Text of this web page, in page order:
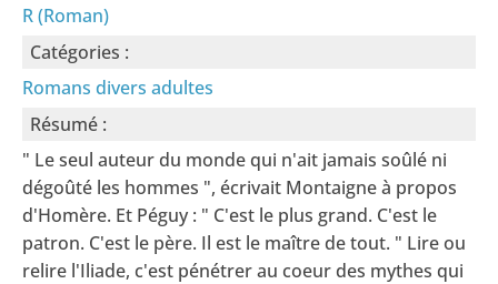
R (Roman)
Catégories :
Romans divers adultes
Résumé :
" Le seul auteur du monde qui n'ait jamais soûlé ni
dégoûté les hommes ", écrivait Montaigne à propos
d'Homère. Et Péguy : " C'est le plus grand. C'est le
patron. C'est le père. Il est le maître de tout. " Lire ou
relire l'Iliade, c'est pénétrer au coeur des mythes qui